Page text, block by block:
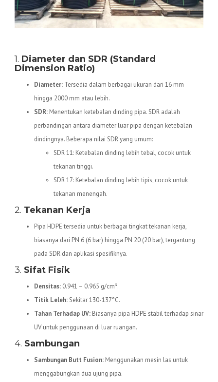
1. Diameter dan SDR (Standard
Dimension Ratio)
Diameter: Tersedia dalam berbagai ukuran dari 16 mm
hingga 2000 mm atau lebih.
SDR: Menentukan ketebalan dinding pipa. SDR adalah
perbandingan antara diameter luar pipa dengan ketebalan
dindingnya. Beberapa nilai SDR yang umum:
SDR 11: Ketebalan dinding lebih tebal, cocok untuk
tekanan tinggi.
SDR 17: Ketebalan dinding lebih tipis, cocok untuk
tekanan menengah.
2. Tekanan Kerja
Pipa HDPE tersedia untuk berbagai tingkat tekanan kerja,
biasanya dari PN 6 (6 bar) hingga PN 20 (20 bar), tergantung
pada SDR dan aplikasi spesifiknya.
3. Sifat Fisik
Densitas: 0.941 – 0.965 g/cm³.
Titik Leleh:Sekitar 130-137°C.
Tahan Terhadap UV: Biasanya pipa HDPE stabil terhadap sinar
UV untuk penggunaan di luar ruangan.
4. Sambungan
Sambungan Butt Fusion: Menggunakan mesin las untuk
menggabungkan dua ujung pipa.